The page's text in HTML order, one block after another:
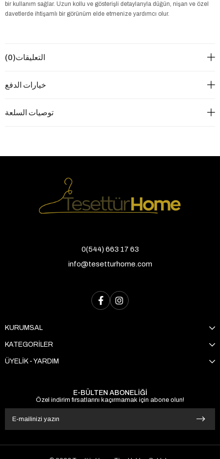
bir kullanım sağlar. Uzun kollu ve gösterişli detaylarıyla düğün, nişan ve özel
davetlerde ihtişamlı bir görünüm elde etmenize yardımcı olur.
التعليقات(0)
خيارات الدفع
توصيات السلعة
0(544) 663 17 63
info@tesetturhome.com
KURUMSAL
KATEGORİLER
ÜYELİK - YARDIM
E-BÜLTEN ABONELİĞİ
Özel indirim fırsatlarını kaçırmamak için abone olun!